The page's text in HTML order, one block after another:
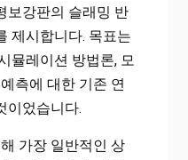
보강판의 슬래밍 반
제시합니다. 목표는
뮬레이션 방법론, 모
측에 대한 기존 연
이었습니다.
가장 일반적인 상